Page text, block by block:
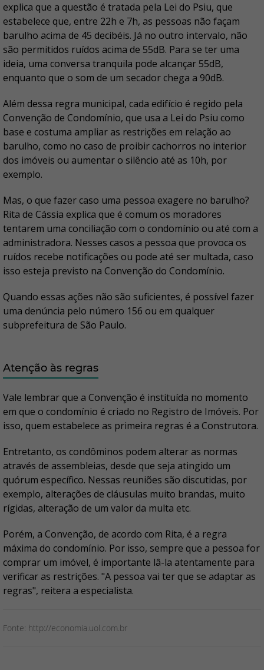
explica que a questão é tratada pela Lei do Psiu, que
estabelece que, entre 22h e 7h, as pessoas não façam
barulho acima de 45 decibéis. Já no outro intervalo, não
são permitidos ruídos acima de 55dB. Para se ter uma
ideia, uma conversa tranquila pode alcançar 55dB,
enquanto que o som de um secador chega a 90dB.
Além dessa regra municipal, cada edifício é regido pela
Convenção de Condomínio, que usa a Lei do Psiu como
base e costuma ampliar as restrições em relação ao
barulho, como no caso de proibir cachorros no interior
dos imóveis ou aumentar o silêncio até as 10h, por
exemplo.
Mas, o que fazer caso uma pessoa exagere no barulho?
Rita de Cássia explica que é comum os moradores
tentarem uma conciliação com o condomínio ou até com a
administradora. Nesses casos a pessoa que provoca os
ruídos recebe notificações ou pode até ser multada, caso
isso esteja previsto na Convenção do Condomínio.
Quando essas ações não são suficientes, é possível fazer
uma denúncia pelo número 156 ou em qualquer
subprefeitura de São Paulo.
Atenção às regras
Vale lembrar que a Convenção é instituída no momento
em que o condomínio é criado no Registro de Imóveis. Por
isso, quem estabelece as primeira regras é a Construtora.
Entretanto, os condôminos podem alterar as normas
através de assembleias, desde que seja atingido um
quórum específico. Nessas reuniões são discutidas, por
exemplo, alterações de cláusulas muito brandas, muito
rígidas, alteração de um valor da multa etc.
Porém, a Convenção, de acordo com Rita, é a regra
máxima do condomínio. Por isso, sempre que a pessoa for
comprar um imóvel, é importante lâ-la atentamente para
verificar as restrições. "A pessoa vai ter que se adaptar as
regras", reitera a especialista.
Fonte: http://economia.uol.com.br